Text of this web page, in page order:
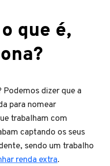
que é,
dizer que a
para nomear
trabalham com
captando os seus
sendo um trabalho
renda extra.